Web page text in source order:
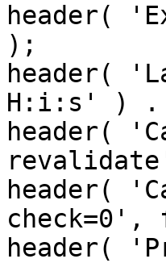
header(
);
header(
H:i:s' ) .
header(
header(
header(